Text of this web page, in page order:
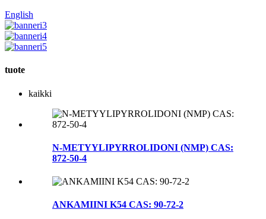
English
tuote
kaikki
N-METYYLIPYRROLIDONI (NMP) CAS:
872-50-4
ANKAMIINI K54 CAS: 90-72-2